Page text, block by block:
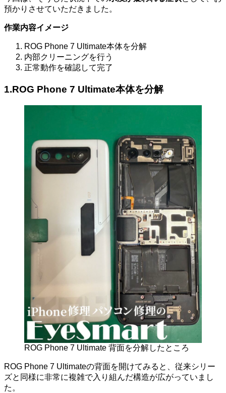
預かりさせていただきました。
作業内容イメージ
ROG Phone 7 Ultimate本体を分解
内部クリーニングを行う
正常動作を確認して完了
1.ROG Phone 7 Ultimate本体を分解
ROG Phone 7 Ultimate 背面を分解したところ
ROG Phone 7 Ultimateの背面を開けてみると、従来シリー
ズと同様に非常に複雑で入り組んだ構造が広がっていまし
た。